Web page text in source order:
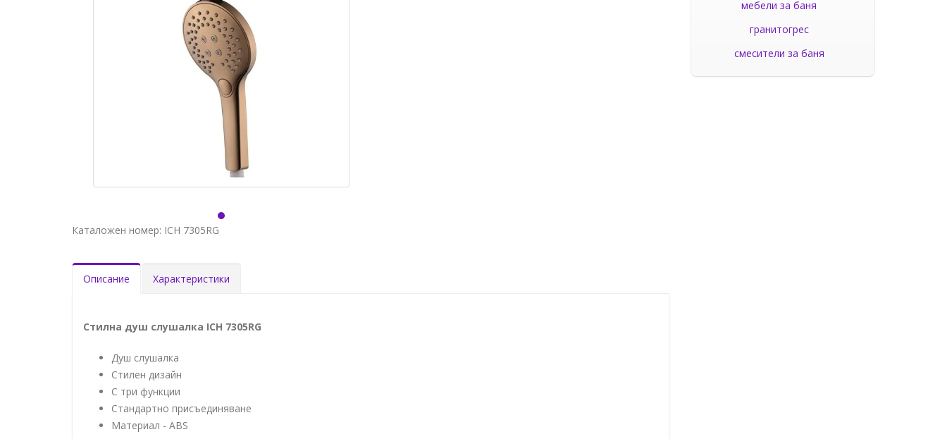
Каталожен номер: ICH 7305RG
Описание Характеристики
Стилна душ слушалка ICH 7305RG
Душ слушалка
Стилен дизайн
С три функции
Стандартно присъединяване
Материал - ABS
мебели за баня
гранитогрес
смесители за баня